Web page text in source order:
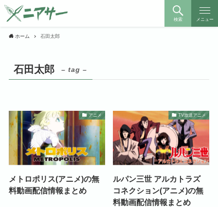
検索 メニュー
ホーム 石田太郎
石田太郎 – tag –
アニメ
メトロポリス(アニメ)の無
料動画配信情報まとめ
TV放送アニメ
ルパン三世 アルカトラズ
コネクション(アニメ)の無
料動画配信情報まとめ